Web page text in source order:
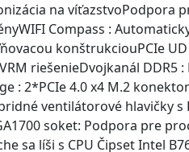
na víťazstvoPodpora
Compass :
konštrukciouPCIe
riešenieDvojkanál DDR5
: 2*PCIe 4.0 x4 M.2
ventilátorové hlavičky s
soket: Podpora pre
sa líši s CPU Čipset Intel